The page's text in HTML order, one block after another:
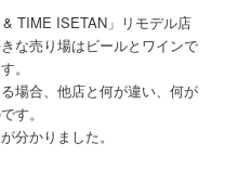
TIME ISETAN」リモデル店
な売り場はビールとワインで
。
場合、他店と何が違い、何が
す。
分かりました。